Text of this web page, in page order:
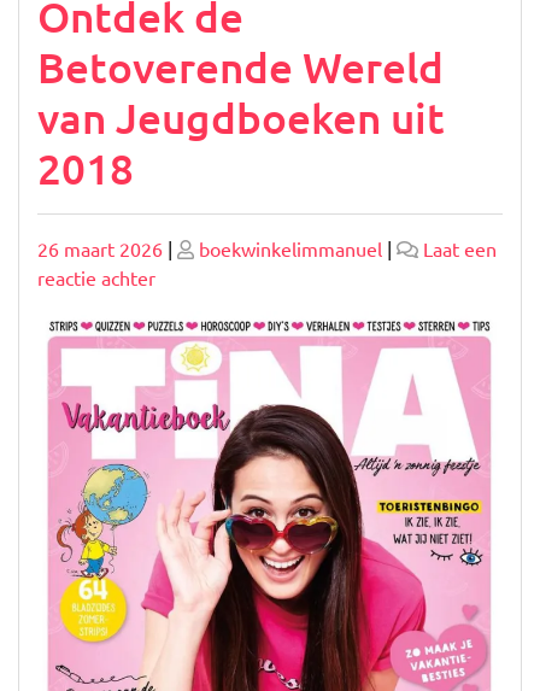
Ontdek de
Betoverende Wereld
van Jeugdboeken uit
2018
Geplaatst
op
26 maart 2026 | Geplaatst
boekwinkelimmanuel |
Laat een
reactie achterop
de
Betoverende
Wereld
van
Jeugdboeken
2018